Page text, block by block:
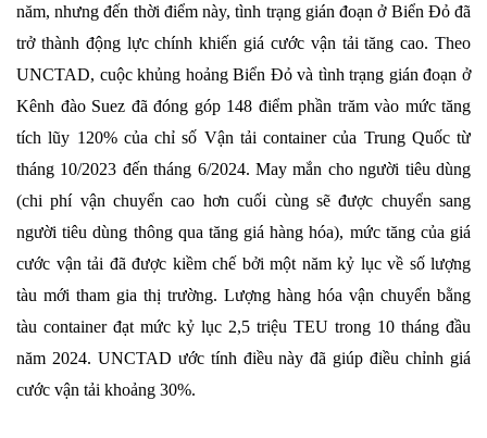
năm, nhưng đến thời điểm này, tình trạng gián đoạn ở Biển Đỏ đã
trở thành động lực chính khiến giá cước vận tải tăng cao. Theo
UNCTAD, cuộc khủng hoảng Biển Đỏ và tình trạng gián đoạn ở
Kênh đào Suez đã đóng góp 148 điểm phần trăm vào mức tăng
tích lũy 120% của chỉ số Vận tải container của Trung Quốc từ
tháng 10/2023 đến tháng 6/2024. May mắn cho người tiêu dùng
(chi phí vận chuyển cao hơn cuối cùng sẽ được chuyển sang
người tiêu dùng thông qua tăng giá hàng hóa), mức tăng của giá
cước vận tải đã được kiềm chế bởi một năm kỷ lục về số lượng
tàu mới tham gia thị trường. Lượng hàng hóa vận chuyển bằng
tàu container đạt mức kỷ lục 2,5 triệu TEU trong 10 tháng đầu
năm 2024. UNCTAD ước tính điều này đã giúp điều chỉnh giá
cước vận tải khoảng 30%.